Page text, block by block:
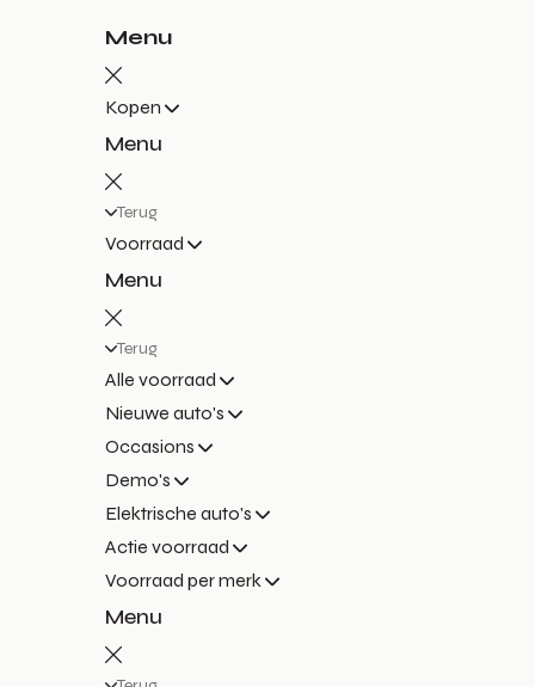
Menu
Kopen
Menu
Terug
Voorraad
Menu
Terug
Alle voorraad
Nieuwe auto's
Occasions
Demo's
Elektrische auto's
Actie voorraad
Voorraad per merk
Menu